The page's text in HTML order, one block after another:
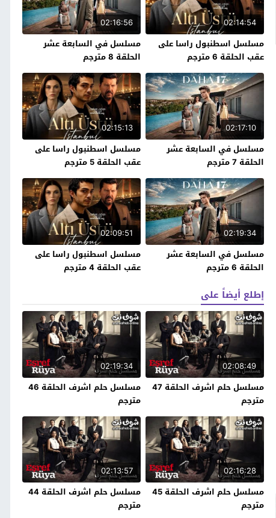
02:14:54
مسلسل اسطنبول راسا على
عقب الحلقة 6 مترجم
02:16:56
مسلسل في السابعة عشر
الحلقة 8 مترجم
02:17:10
مسلسل في السابعة عشر
الحلقة 7 مترجم
02:15:13
مسلسل اسطنبول راسا على
عقب الحلقة 5 مترجم
02:19:34
مسلسل في السابعة عشر
الحلقة 6 مترجم
02:09:51
مسلسل اسطنبول راسا على
عقب الحلقة 4 مترجم
إطلع أيضاً على
02:08:49
مسلسل حلم اشرف الحلقة 47
مترجم
02:19:34
مسلسل حلم اشرف الحلقة 46
مترجم
02:16:28
مسلسل حلم اشرف الحلقة 45
مترجم
02:13:57
مسلسل حلم اشرف الحلقة 44
مترجم